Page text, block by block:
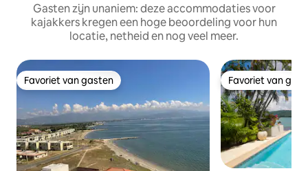
Gasten zijn unaniem: deze accommodaties voor
kajakkers kregen een hoge beoordeling voor hun
locatie, netheid en nog veel meer.
Favoriet van gasten
Favoriet van gasten Favoriet van
Favoriet van